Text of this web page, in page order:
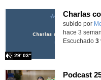
subido por
29′ 03″
hace 3
Escuchado 3